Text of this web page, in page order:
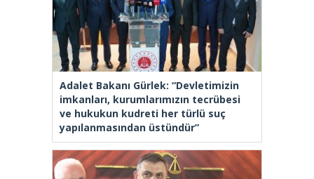
Adalet Bakanı Gürlek: “Devletimizin
imkanları, kurumlarımızın tecrübesi
ve hukukun kudreti her türlü suç
yapılanmasından üstündür”